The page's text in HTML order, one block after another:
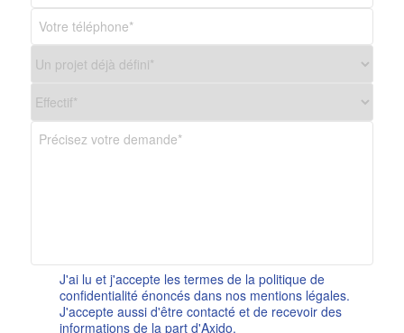
J'ai lu et j'accepte les termes de la politique de
confidentialité énoncés dans nos mentions légales.
J'accepte aussi d'être contacté et de recevoir des
informations de la part d'Axido.